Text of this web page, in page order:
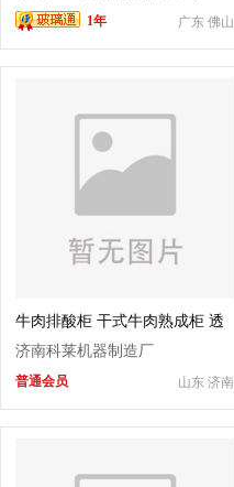
广东 佛山
1年
牛肉排酸柜 干式牛肉熟成柜 透
明门加工设备
济南科莱机器制造厂
山东 济南
普通会员